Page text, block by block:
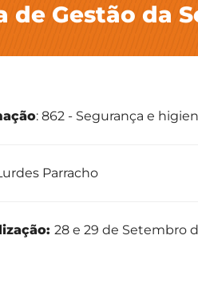
de Gestão da
: 862 - Segurança e
Parracho
28 e 29 de Setembro